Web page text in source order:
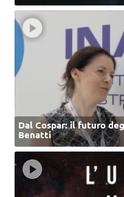
Dal Cospar: il futuro
Benatti